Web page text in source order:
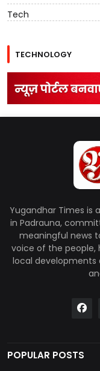
Tech
TECHNOLOGY
Yugandhar Times is
in Padrauna,
meaningful news
voice of the
local developments
POPULAR POSTS